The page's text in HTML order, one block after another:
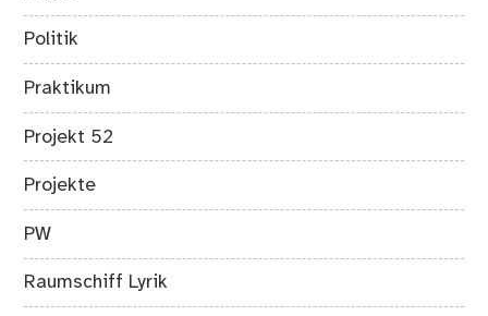
Politik
Praktikum
Projekt 52
Projekte
PW
Raumschiff Lyrik